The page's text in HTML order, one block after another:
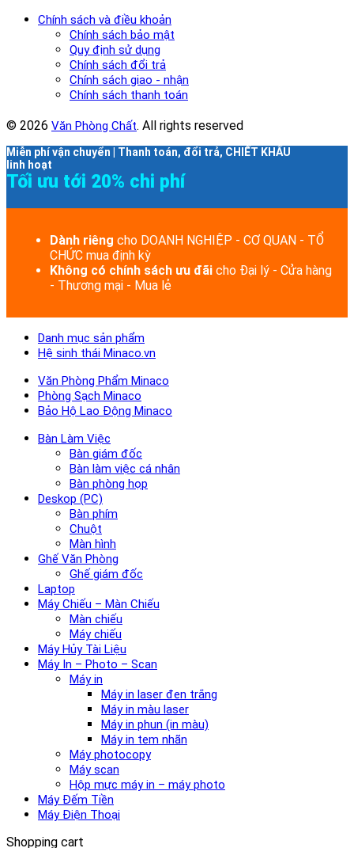
Chính sách và điều khoản
Chính sách bảo mật
Quy định sử dụng
Chính sách đổi trả
Chính sách giao - nhận
Chính sách thanh toán
© 2026 Văn Phòng Chất. All rights reserved
Miễn phí vận chuyển | Thanh toán, đổi trả, CHIẾT KHẤU
linh hoạt
Tối ưu tới 20% chi phí
Dành riêng cho DOANH NGHIỆP - CƠ QUAN - TỔ
CHỨC mua định kỳ
Không có chính sách ưu đãi cho Đại lý - Cửa hàng
- Thương mại - Mua lẻ
Danh mục sản phẩm
Hệ sinh thái Minaco.vn
Văn Phòng Phẩm Minaco
Phòng Sạch Minaco
Bảo Hộ Lao Động Minaco
Bàn Làm Việc
Bàn giám đốc
Bàn làm việc cá nhân
Bàn phòng họp
Deskop (PC)
Bàn phím
Chuột
Màn hình
Ghế Văn Phòng
Ghế giám đốc
Laptop
Máy Chiếu – Màn Chiếu
Màn chiếu
Máy chiếu
Máy Hủy Tài Liệu
Máy In – Photo – Scan
Máy in
Máy in laser đen trắng
Máy in màu laser
Máy in phun (in màu)
Máy in tem nhãn
Máy photocopy
Máy scan
Hộp mực máy in – máy photo
Máy Đếm Tiền
Máy Điện Thoại
Shopping cart